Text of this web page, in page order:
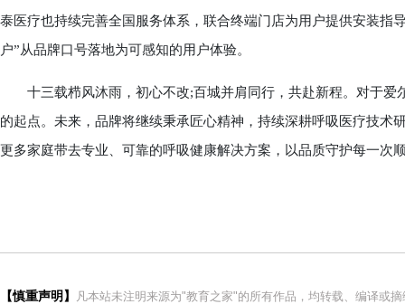
泰医疗也持续完善全国服务体系，联合终端门店为用户提供安装指
户”从品牌口号落地为可感知的用户体验。
十三载栉风沐雨，初心不改;百城并肩同行，共赴新程。对于爱
的起点。未来，品牌将继续秉承匠心精神，持续深耕呼吸医疗技术
更多家庭带去专业、可靠的呼吸健康解决方案，以品质守护每一次
【慎重声明】
凡本站未注明来源为"教育之家"的所有作品，均转载、编译或